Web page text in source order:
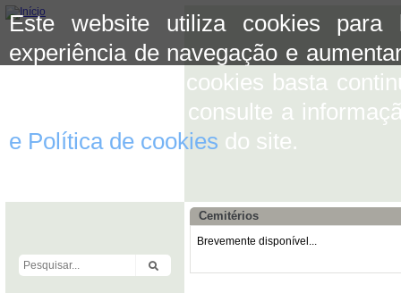
Este website utiliza cookies para
experiência de navegação e
aceitar o uso de cookies basta
mais informação consulte a
e Política de cookies do site.
Cemitérios
Brevemente disponível...